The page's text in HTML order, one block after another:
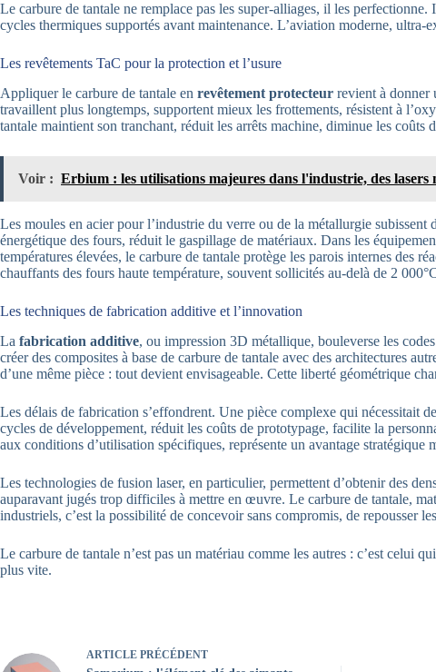
Le carbure de tantale ne remplace pas les super-alliages, il les
cycles thermiques supportés avant maintenance. L’aviation moderne, ultra-
Les revêtements TaC pour la protection et l’usure
Appliquer le carbure de tantale en revêtement protecteur revient à donner
travaillent plus longtemps, supportent mieux les frottements, résistent à
tantale maintient son tranchant, réduit les arrêts machine, diminue les coûts
Voir : Erbium : les utilisations majeures dans l'industrie, des lasers
Les moules en acier pour l’industrie du verre ou de la métallurgie
énergétique des fours, réduit le gaspillage de matériaux. Dans les
températures élevées, le carbure de tantale protège les parois internes des
chauffants des fours haute température, souvent sollicités au-delà de 2
Les techniques de fabrication additive et l’innovation
La fabrication additive, ou impression 3D métallique, bouleverse les
créer des composites à base de carbure de tantale avec des architectures
d’une même pièce : tout devient envisageable. Cette liberté géométrique
Les délais de fabrication s’effondrent. Une pièce complexe qui nécessitait
cycles de développement, réduit les coûts de prototypage, facilite la
aux conditions d’utilisation spécifiques, représente un avantage
Les technologies de fusion laser, en particulier, permettent d’obtenir des
auparavant jugés trop difficiles à mettre en œuvre. Le carbure de tantale,
industriels, c’est la possibilité de concevoir sans compromis, de repousser
Le carbure de tantale n’est pas un matériau comme les autres : c’est celui
plus vite.
ARTICLE PRÉCÉDENT